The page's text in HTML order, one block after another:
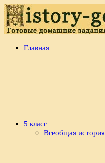
Перейти
к
содержимому
history-
ГотовыеГлавная
5 класс
Всеобщая история